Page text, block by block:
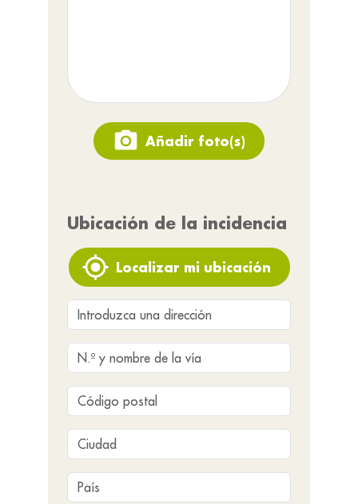
Añadir foto(s)
Ubicación de la incidencia
Localizar mi ubicación